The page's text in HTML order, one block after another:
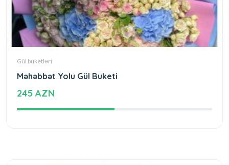
Gül buketləri
Məhəbbət Yolu Gül Buketi
245 AZN